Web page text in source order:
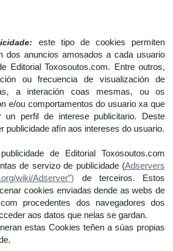
este tipo de cookies permiten
dos anuncios amosados a cada usuario
Editorial Toxosoutos.com. Entre outros,
ou frecuencia de visualización de
a interación coas mesmas, ou os
e/ou comportamentos do usuario xa que
un perfil de interese publicitario. Deste
publicidade afín aos intereses do usuario.
de Editorial Toxosoutos.com
de servizo de publicidade (Adservers
wiki/Adserver”) de terceiros. Estos
cookies enviadas dende as webs de
procedentes dos navegadores dos
aos datos que nelas se gardan.
estas Cookies teñen a súas propias